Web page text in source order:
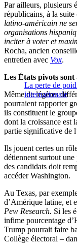
Par ailleurs, plusieurs
républicains, à la suite
latino-américain ne
organisations
inciter à voter et
Rocha, ancien
entretien avec Vox.
La perte de
internationale
Les États pivots sont
Même de légères
pourraient rapporter
ils constituent le
dont la croissance est
partie significative de
Ils jouent certes un
détiennent surtout une
des candidats doit
accéder Washington.
Au Texas, par
d’Amérique latine, et
Pew Research. Si les
infime pourcentage
Trump pourrait faire
Collège électoral –